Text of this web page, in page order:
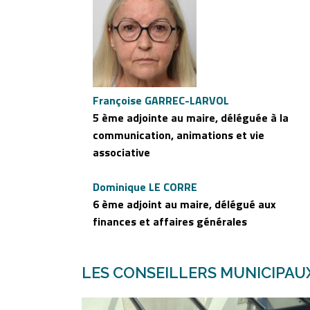
Françoise GARREC-LARVOL
5 ème adjointe au maire, déléguée à la
communication, animations et vie
associative
Dominique LE CORRE
6 ème adjoint au maire, délégué aux
finances et affaires générales
LES CONSEILLERS